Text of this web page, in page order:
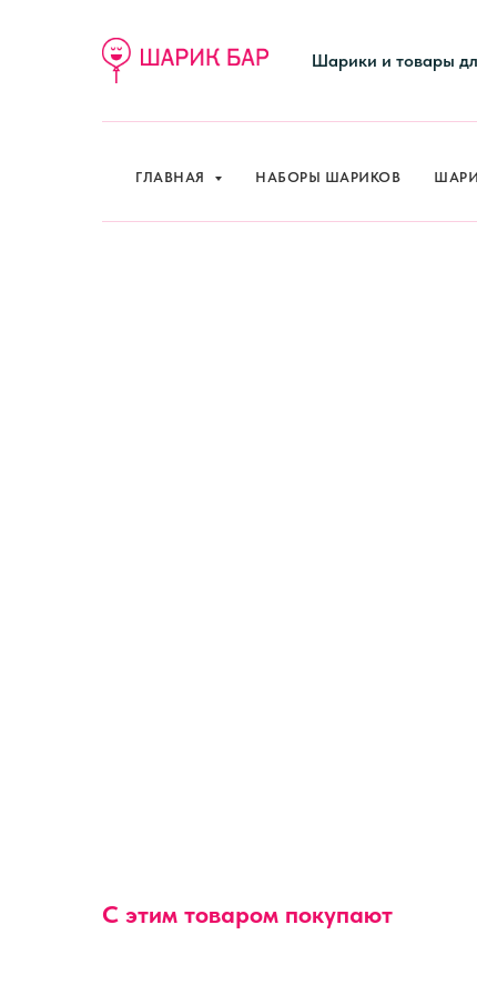
Шарики и товары
ГЛАВНАЯ НАБОРЫ ШАРИКОВ
С этим товаром покупают